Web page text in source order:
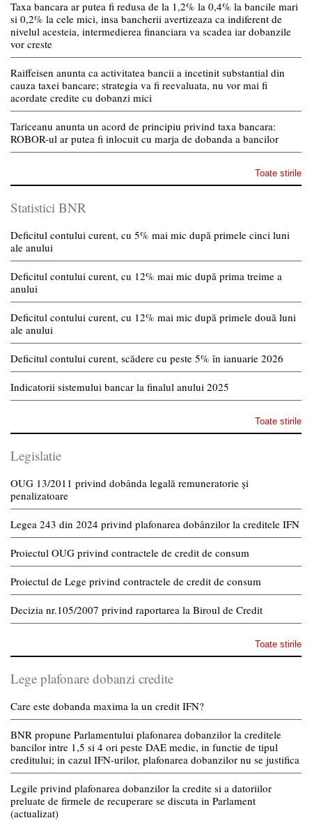
Taxa bancara ar putea fi redusa de la 1,2% la 0,4% la bancile mari
si 0,2% la cele mici, insa bancherii avertizeaza ca indiferent de
nivelul acesteia, intermedierea financiara va scadea iar dobanzile
vor creste
Raiffeisen anunta ca activitatea bancii a incetinit substantial din
cauza taxei bancare; strategia va fi reevaluata, nu vor mai fi
acordate credite cu dobanzi mici
Tariceanu anunta un acord de principiu privind taxa bancara:
ROBOR-ul ar putea fi inlocuit cu marja de dobanda a bancilor
Toate stirile
Statistici BNR
Deficitul contului curent, cu 5% mai mic după primele cinci luni
ale anului
Deficitul contului curent, cu 12% mai mic după prima treime a
anului
Deficitul contului curent, cu 12% mai mic după primele două luni
ale anului
Deficitul contului curent, scădere cu peste 5% în ianuarie 2026
Indicatorii sistemului bancar la finalul anului 2025
Toate stirile
Legislatie
OUG 13/2011 privind dobânda legală remuneratorie și
penalizatoare
Legea 243 din 2024 privind plafonarea dobânzilor la creditele IFN
Proiectul OUG privind contractele de credit de consum
Proiectul de Lege privind contractele de credit de consum
Decizia nr.105/2007 privind raportarea la Biroul de Credit
Toate stirile
Lege plafonare dobanzi credite
Care este dobanda maxima la un credit IFN?
BNR propune Parlamentului plafonarea dobanzilor la creditele
bancilor intre 1,5 si 4 ori peste DAE medie, in functie de tipul
creditului; in cazul IFN-urilor, plafonarea dobanzilor nu se justifica
Legile privind plafonarea dobanzilor la credite si a datoriilor
preluate de firmele de recuperare se discuta in Parlament
(actualizat)